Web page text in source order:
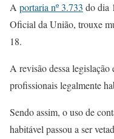
A portaria nº 3.733 do dia
Oficial da União, trouxe
18.
A revisão dessa
profissionais legalmente
Sendo assim, o uso de
habitável passou a ser